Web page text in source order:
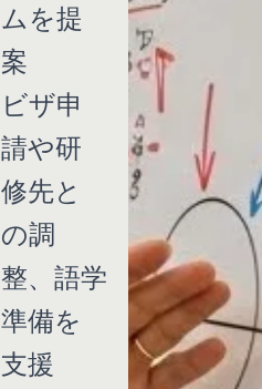
ムを提
案
ビザ申
請や研
修先と
の調
整、語学
準備を
支援